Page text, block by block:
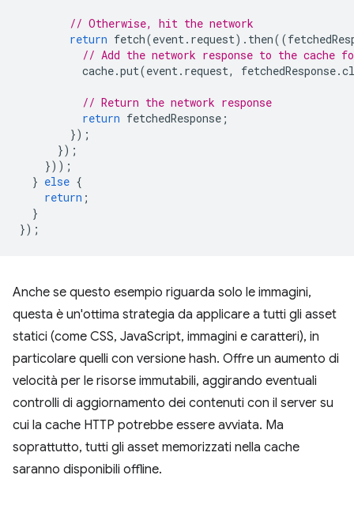
// Otherwise, hit the network
return fetch(event . request). then((
// Add the network response to the
cache.put(event . request, fetchedResponse.
// Return the network response
return fetchedResponse ;
});
});
}));
} else {
return ;
}
});
Anche se questo esempio riguarda solo le immagini,
questa è un'ottima strategia da applicare a tutti gli asset
statici (come CSS, JavaScript, immagini e caratteri), in
particolare quelli con versione hash. Offre un aumento di
velocità per le risorse immutabili, aggirando eventuali
controlli di aggiornamento dei contenuti con il server su
cui la cache HTTP potrebbe essere avviata. Ma
soprattutto, tutti gli asset memorizzati nella cache
saranno disponibili offline.